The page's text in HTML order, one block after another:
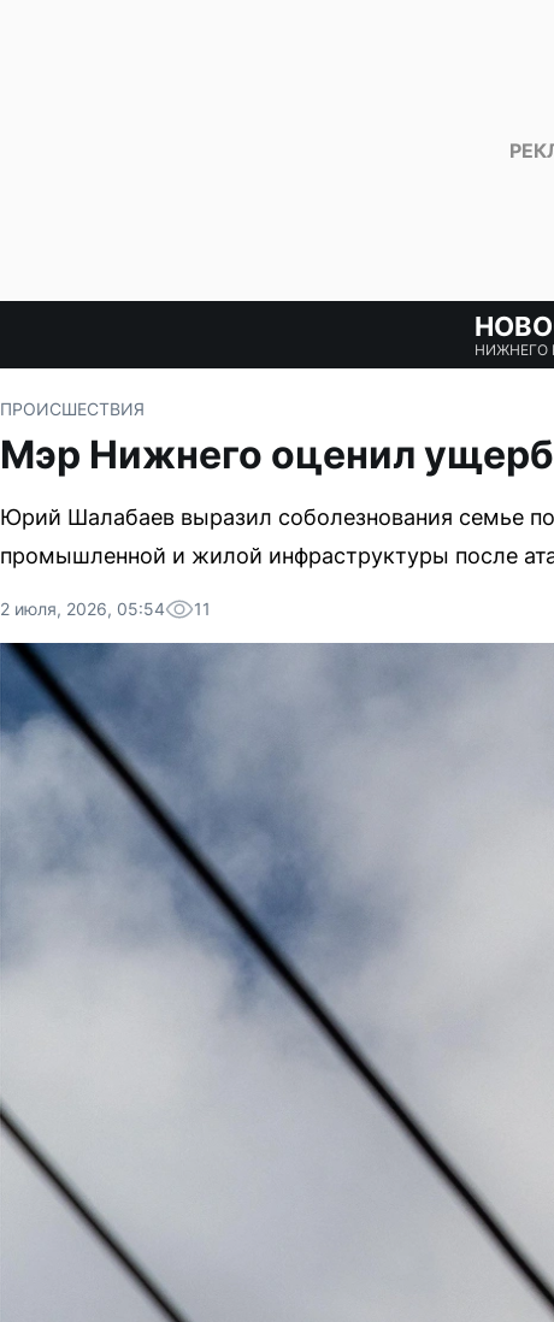
НИЖНЕГО
ПРОИСШЕСТВИЯ
Мэр Нижнего оценил
Юрий Шалабаев выразил соболезнования семье
промышленной и жилой инфраструктуры после
2 июля, 2026, 05:54 11